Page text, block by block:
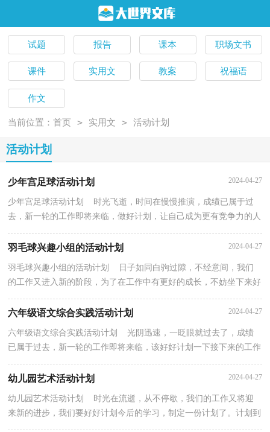
试题 报告 课本 职场文书
课件 实用文 教案 祝福语
作文
当前位置：首页 > 实用文 > 活动计划
活动计划
少年宫足球活动计划 2024-04-27
少年宫足球活动计划 时光飞逝，时间在慢慢推演，成绩已属于过
去，新一轮的工作即将来临，做好计划，让自己成为更有竞争力的人
吧。那么计划怎么拟定才能发挥它最大的作用呢？以下是小...
羽毛球兴趣小组的活动计划 2024-04-27
羽毛球兴趣小组的活动计划 日子如同白驹过隙，不经意间，我们
的工作又进入新的阶段，为了在工作中有更好的成长，不妨坐下来好
六年级语文综合实践活动计划 2024-04-27
六年级语文综合实践活动计划 光阴迅速，一眨眼就过去了，成绩
已属于过去，新一轮的工作即将来临，该好好计划一下接下来的工作
了！好的计划是什么样的呢？以下是小编精心整理的六年级...
幼儿园艺术活动计划 2024-04-27
幼儿园艺术活动计划 时光在流逝，从不停歇，我们的工作又将迎
来新的进步，我们要好好计划今后的学习，制定一份计划了。计划到